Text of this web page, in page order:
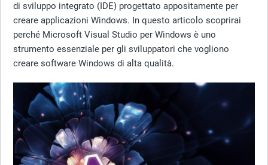
di sviluppo integrato (IDE) progettato appositamente per
creare applicazioni Windows. In questo articolo scoprirai
perché Microsoft Visual Studio per Windows è uno
strumento essenziale per gli sviluppatori che vogliono
creare software Windows di alta qualità.